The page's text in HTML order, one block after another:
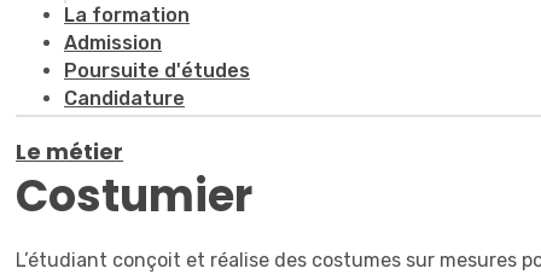
La formation
Admission
Poursuite d'études
Candidature
Le métier
Costumier
L’étudiant conçoit et réalise des costumes sur mesures